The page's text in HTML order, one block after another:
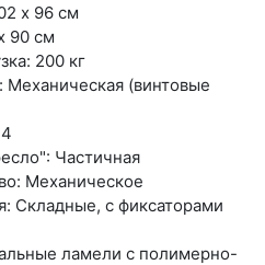
x 96 см
90 см
200 кг
Механическая (винтовые
Частичная
Механическое
Складные, с фиксаторами
ламели с полимерно-